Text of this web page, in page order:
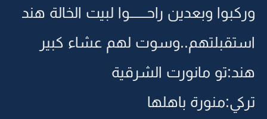
وركبوا وبعدين راحـــــــوا لبيت الخالة هند
استقبلتهم..وسوت لهم عشاء كبير
هند:تو مانورت الشرقية
تركي:منورة باهلها